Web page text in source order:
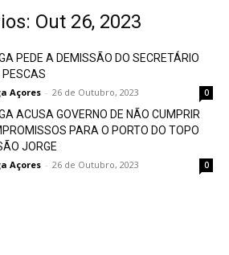
Out 26, 2023
PEDE A DEMISSÃO DO SECRETÁRIO
PESCAS
Açores - 26 de Outubro, 2023 0
ACUSA GOVERNO DE NÃO CUMPRIR
PARA O PORTO DO TOPO
JORGE
Açores - 26 de Outubro, 2023 0